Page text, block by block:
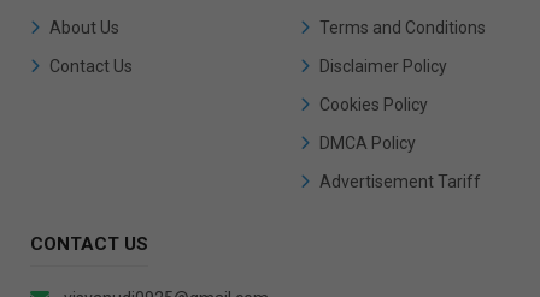
About Us
Contact Us
Terms and Conditions
Disclaimer Policy
Cookies Policy
DMCA Policy
Advertisement Tariff
CONTACT US